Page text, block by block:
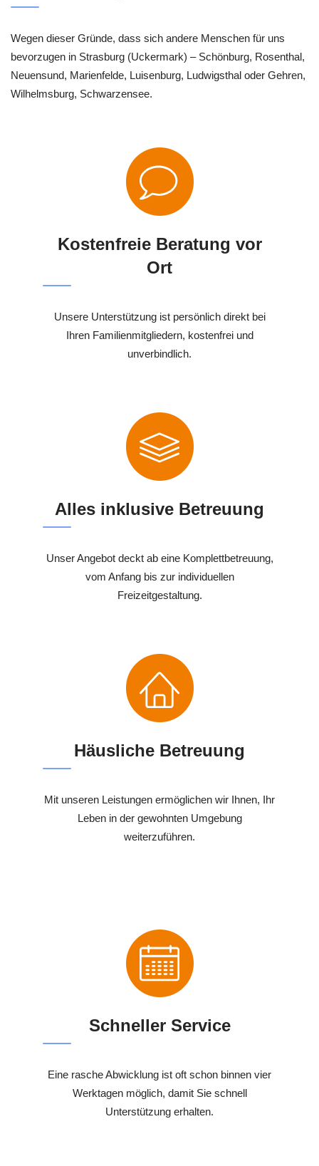
Wegen dieser Gründe, dass sich andere Menschen für uns
bevorzugen in Strasburg (Uckermark) – Schönburg, Rosenthal,
Neuensund, Marienfelde, Luisenburg, Ludwigsthal oder Gehren,
Wilhelmsburg, Schwarzensee.
Kostenfreie Beratung vor
Ort
Unsere Unterstützung ist persönlich direkt bei
Ihren Familienmitgliedern, kostenfrei und
unverbindlich.
Alles inklusive Betreuung
Unser Angebot deckt ab eine Komplettbetreuung,
vom Anfang bis zur individuellen
Freizeitgestaltung.
Häusliche Betreuung
Mit unseren Leistungen ermöglichen wir Ihnen, Ihr
Leben in der gewohnten Umgebung
weiterzuführen.
Schneller Service
Eine rasche Abwicklung ist oft schon binnen vier
Werktagen möglich, damit Sie schnell
Unterstützung erhalten.